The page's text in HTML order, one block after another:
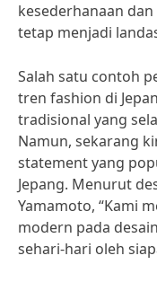
kesederhanaan
tetap menjadi
Salah satu contoh
tren fashion di
tradisional yang
Namun, sekarang
statement yang
Jepang. Menurut
Yamamoto, “Kami
modern pada
sehari-hari oleh